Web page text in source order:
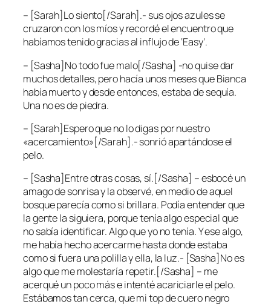
– [Sarah]Lo siento[/Sarah].- sus ojos azules se
cruzaron con los míos y recordé el encuentro que
habíamos tenido gracias al influjo de ‘Easy’.
– [Sasha]No todo fue malo[/Sasha] -no quise dar
muchos detalles, pero hacía unos meses que Bianca
había muerto y desde entonces, estaba de sequía.
Una no es de piedra.
– [Sarah]Espero que no lo digas por nuestro
«acercamiento»[/Sarah].- sonrió apartándose el
pelo.
– [Sasha]Entre otras cosas, sí.[/Sasha] – esbocé un
amago de sonrisa y la observé, en medio de aquel
bosque parecía como si brillara. Podía entender que
la gente la siguiera, porque tenía algo especial que
no sabía identificar. Algo que yo no tenía. Y ese algo,
me había hecho acercarme hasta donde estaba
como si fuera una polilla y ella, la luz.- [Sasha]No es
algo que me molestaría repetir.[/Sasha] – me
acerqué un poco más e intenté acariciarle el pelo.
Estábamos tan cerca, que mi top de cuero negro